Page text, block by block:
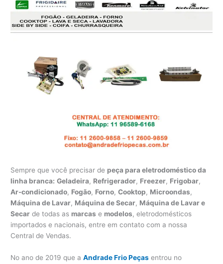
Sempre que você precisar de peça para eletrodoméstico da
linha branca: Geladeira, Refrigerador, Freezer, Frigobar,
Ar-condicionado, Fogão, Forno,Cooktop, Microondas,
Máquina de Lavar, Máquina de Secar, Máquina de Lavar e
Secar de todas as marcas e modelos, eletrodomésticos
importados e nacionais, entre em contato com a nossa
Central de Vendas.
No ano de 2019 que aAndrade Frio Peças entrou no